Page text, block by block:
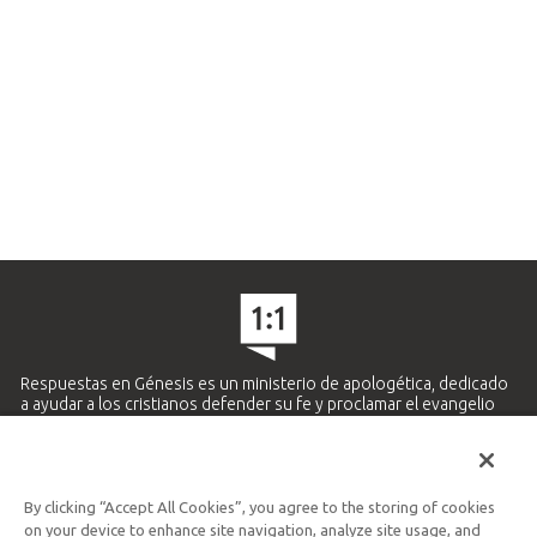
Respuestas en Génesis es un ministerio de apologética, dedicado
a ayudar a los cristianos defender su fe y proclamar el evangelio
Ministerio Hispano y Latinoamericano
By clicking “Accept All Cookies”, you agree to the storing of cookies
on your device to enhance site navigation, analyze site usage, and